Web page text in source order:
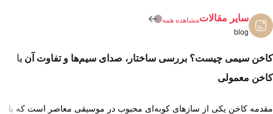
سایر مقالات
blog
مشاهده همه
کاخن سیمی چیست؟ بررسی ساختار، صدای سیم‌ها و تفاوت آن با
کاخن معمولی
مقدمه کاخن یکی از سازهای کوبه‌ای محبوب در موسیقی معاصر است که با